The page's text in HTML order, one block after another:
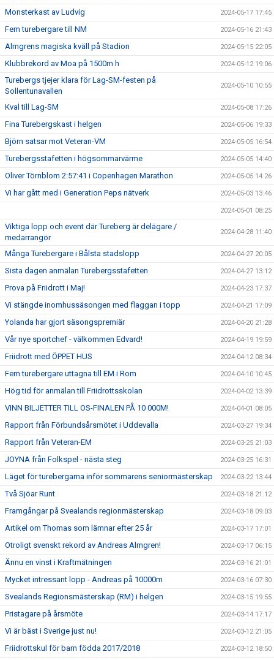
Monsterkast av Ludvig 2024-05-17 17:45
Fem turebergare till NM 2024-05-16 21:43
Almgrens magiska kväll på Stadion 2024-05-15 22:05
Klubbrekord av Moa på 1500m h 2024-05-12 19:06
Turebergs tjejer klara för Lag-SM-festen på
Sollentunavallen
2024-05-10 10:55
Kval till Lag-SM 2024-05-08 17:26
Fina Turebergskast i helgen 2024-05-06 19:33
Björn satsar mot Veteran-VM 2024-05-05 16:54
Turebergsstafetten i högsommarvärme 2024-05-05 14:40
Oliver Törnblom 2:57:41 i Copenhagen Marathon 2024-05-05 14:26
Vi har gått med i Generation Peps nätverk 2024-05-03 13:46
2024-05-01 08:25
Viktiga lopp och event där Tureberg är delägare /
medarrangör
2024-04-28 11:40
Många Turebergare i Bålsta stadslopp 2024-04-27 20:05
Sista dagen anmälan Turebergsstafetten 2024-04-27 13:12
Prova på Friidrott i Maj! 2024-04-23 17:37
Vi stängde inomhussäsongen med flaggan i topp 2024-04-21 17:09
Yolanda har gjort säsongspremiär 2024-04-20 21:28
Vår nye sportchef - välkommen Edvard! 2024-04-19 19:59
Friidrott med ÖPPET HUS 2024-04-12 08:34
Fem turebergare uttagna till EM i Rom 2024-04-10 10:45
Hög tid för anmälan till Friidrottsskolan 2024-04-02 13:39
VINN BILJETTER TILL OS-FINALEN PÅ 10 000M! 2024-04-01 08:05
Rapport från Förbundsårsmötet i Uddevalla 2024-03-27 19:34
Rapport från Veteran-EM 2024-03-25 21:03
JOYNA från Folkspel - nästa steg 2024-03-25 16:31
Läget för turebergarna inför sommarens seniormästerskap 2024-03-22 13:44
Två Sjöar Runt 2024-03-18 21:12
Framgångar på Svealands regionmästerskap 2024-03-18 09:03
Artikel om Thomas som lämnar efter 25 år 2024-03-17 17:01
Otroligt svenskt rekord av Andreas Almgren! 2024-03-17 06:15
Ännu en vinst i Kraftmätningen 2024-03-16 21:01
Mycket intressant lopp - Andreas på 10000m 2024-03-16 07:30
Svealands Regionsmästerskap (RM) i helgen 2024-03-15 19:55
Pristagare på årsmöte 2024-03-14 17:17
Vi är bäst i Sverige just nu! 2024-03-12 21:05
Friidrottskul för barn födda 2017/2018 2024-03-12 18:50